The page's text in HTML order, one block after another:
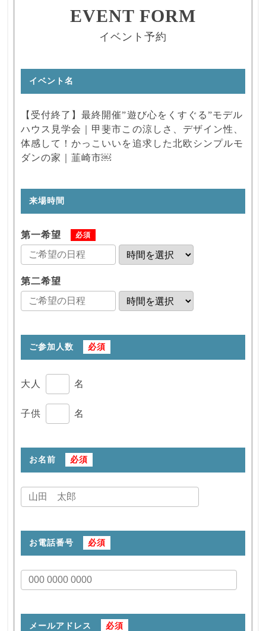
EVENT FORM
イベント予約
イベント名
【受付終了】最終開催”遊び心をくすぐる”モデル
ハウス見学会｜甲斐市この涼しさ、デザイン性、
体感して！かっこいいを追求した北欧シンプルモ
ダンの家｜韮崎市￼
来場時間
第一希望 必須
第二希望
ご参加人数 必須
大人 名
子供 名
お名前 必須
お電話番号 必須
メールアドレス 必須